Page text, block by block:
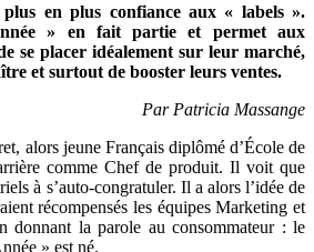
en plus confiance aux « labels ».
» en fait partie et permet aux
se placer idéalement sur leur marché,
et surtout de booster leurs ventes.
Par Patricia Massange
alors jeune Français diplômé d’École de
comme Chef de produit. Il voit que
à s’auto-congratuler. Il a alors l’idée de
récompensés les équipes Marketing et
donnant la parole au consommateur : le
» est né.